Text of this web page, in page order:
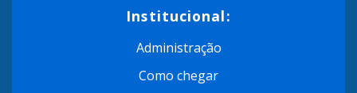
Institucional:
Administração
Como chegar